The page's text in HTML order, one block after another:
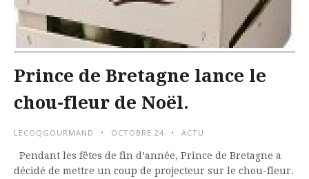
Prince de Bretagne lance le
chou-fleur de Noël.
LECOQGOURMAND OCTOBRE 24 ACTU
Pendant les fêtes de fin d’année, Prince de Bretagne a
décidé de mettre un coup de projecteur sur le chou-fleur.